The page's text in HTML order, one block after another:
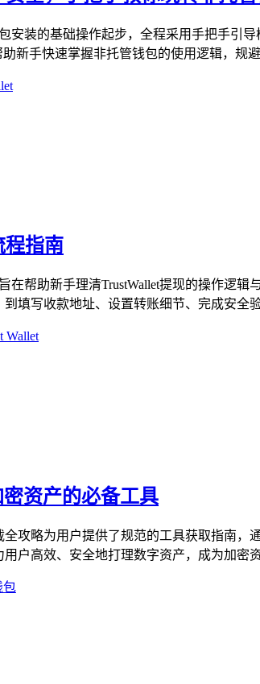
安装的基础操作起步，全程采用手把手
新手快速掌握非托管钱包的使用逻辑，规
程指南
在帮助新手理清TrustWallet提现的操作逻
填写收款地址、设置转账细节、完成安全
Wallet
资产的必备工具
攻略为用户提供了规范的工具获取指南
户高效、安全地打理数字资产，成为加密
包